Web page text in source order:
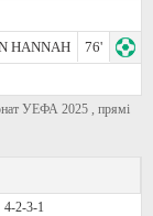
HANNAH
76'
УЕФА 2025 , прямі
4-2-3-1